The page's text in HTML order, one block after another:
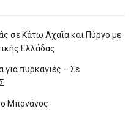
σε Κάτω Αχαΐα και Πύργο με
Ελλάδας
για πυρκαγιές – Σε
ο Μπονάνος